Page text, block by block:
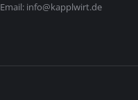
Email: info@kapplwirt.de